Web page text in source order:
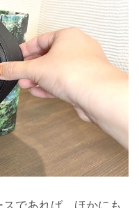
であれば、ほかにも